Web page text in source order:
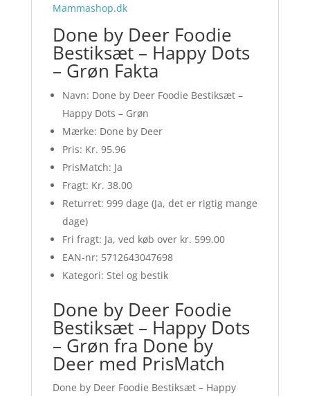
Mammashop.dk
Done by Deer Foodie
Bestiksæt – Happy Dots
– Grøn Fakta
Navn: Done by Deer Foodie Bestiksæt –
Happy Dots – Grøn
Mærke: Done by Deer
Pris: Kr. 95.96
PrisMatch: Ja
Fragt: Kr. 38.00
Returret: 999 dage (Ja, det er rigtig mange
dage)
Fri fragt: Ja, ved køb over kr. 599.00
EAN-nr: 5712643047698
Kategori: Stel og bestik
Done by Deer Foodie
Bestiksæt – Happy Dots
– Grøn fra Done by
Deer med PrisMatch
Done by Deer Foodie Bestiksæt – Happy